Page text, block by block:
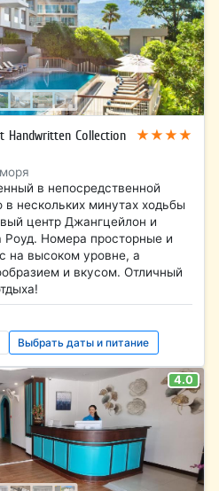
Handwritten Collection
★★★★
в непосредственной
в нескольких минутах ходьбы
центр Джангцейлон и
Роуд. Номера просторные и
на высоком уровне, а
и вкусом. Отличный
Выбрать даты и питание
4.0